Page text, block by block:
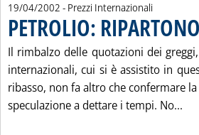
19/04/2002 - Prezzi Internazionali
PETROLIO:
Il rimbalzo delle quotazioni dei
internazionali, cui si è assistito in
ribasso, non fa altro che confermare
speculazione a dettare i tempi. No...